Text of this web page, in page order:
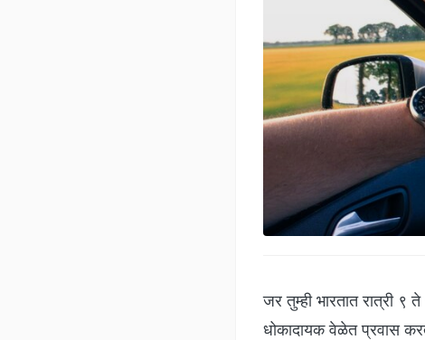
जर तुम्ही भारतात रात्री ९
धोकादायक वेळेत प्रवास